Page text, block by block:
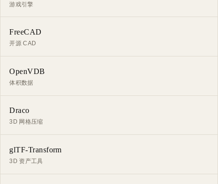
游戏引擎
FreeCAD
开源 CAD
OpenVDB
体积数据
Draco
3D 网格压缩
glTF-Transform
3D 资产工具